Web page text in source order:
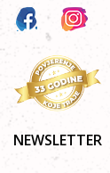
NEWSLETTER